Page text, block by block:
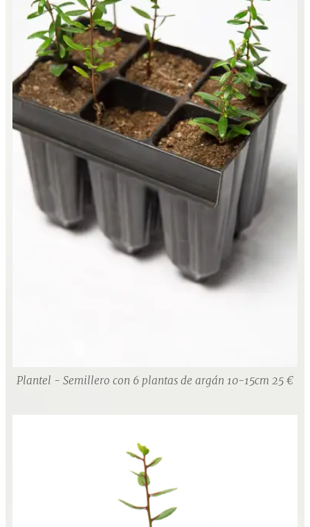
Plantel - Semillero con 6 plantas de argán 10-15cm 25 €